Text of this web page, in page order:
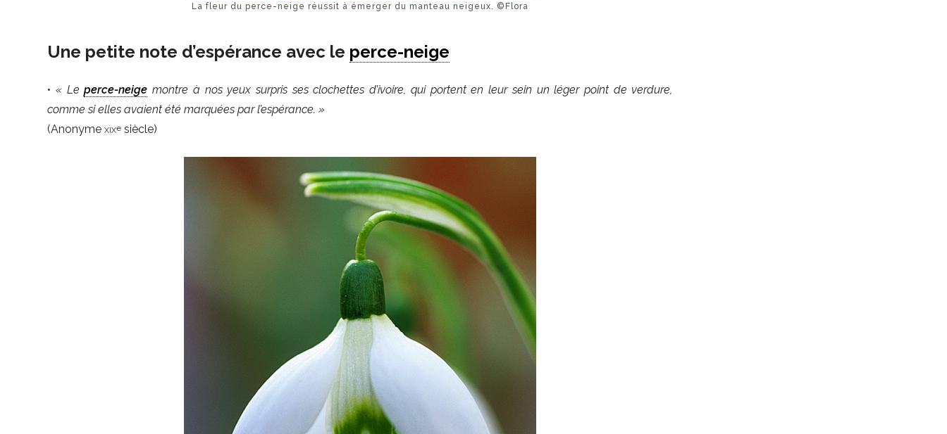
La fleur du perce-neige réussit à émerger du manteau neigeux. ©Flora
Une petite note d’espérance avec le perce-neige
• « Leperce-neige montre à nos yeux surpris ses clochettes d’ivoire, qui portent en leur sein un léger point de verdure,
comme si elles avaient été marquées par l’espérance. »
(Anonymexixe siècle)